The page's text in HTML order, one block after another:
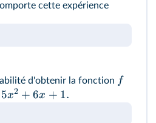
cette expérience
d'obtenir la fonction f
5x2 + 6x + 1.